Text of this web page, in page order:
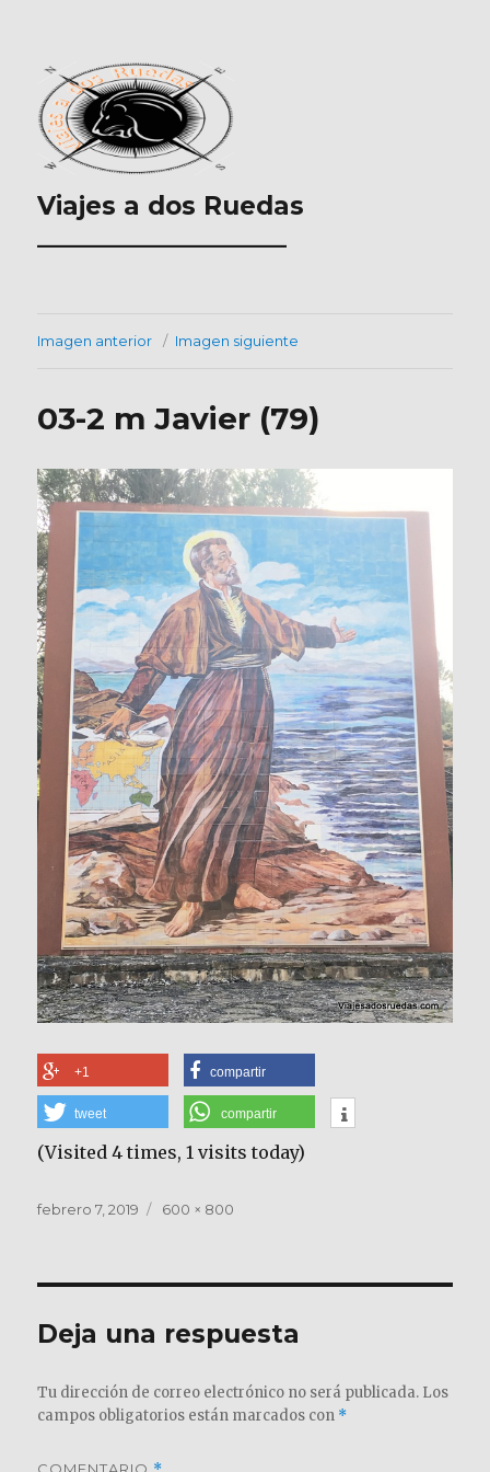
Viajes a dos Ruedas
___________________
Imagen anterior Imagen siguiente
03-2 m Javier (79)
+1 compartir
tweet compartir
(Visited 4 times, 1 visits today)
Publicado
febrero 7, 2019
Tamaño
600 × 800
Deja una respuesta
Tu dirección de correo electrónico no será publicada. Los
campos obligatorios están marcados con *
COMENTARIO